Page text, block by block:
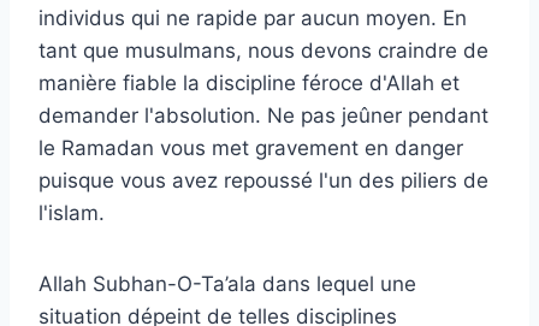
individus qui ne rapide par aucun moyen. En
tant que musulmans, nous devons craindre de
manière fiable la discipline féroce d'Allah et
demander l'absolution. Ne pas jeûner pendant
le Ramadan vous met gravement en danger
puisque vous avez repoussé l'un des piliers de
l'islam.
Allah Subhan-O-Ta’ala dans lequel une
situation dépeint de telles disciplines